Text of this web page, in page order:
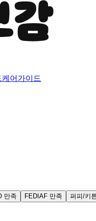
케어가이드
만족 FEDIAF 만족 퍼피/키